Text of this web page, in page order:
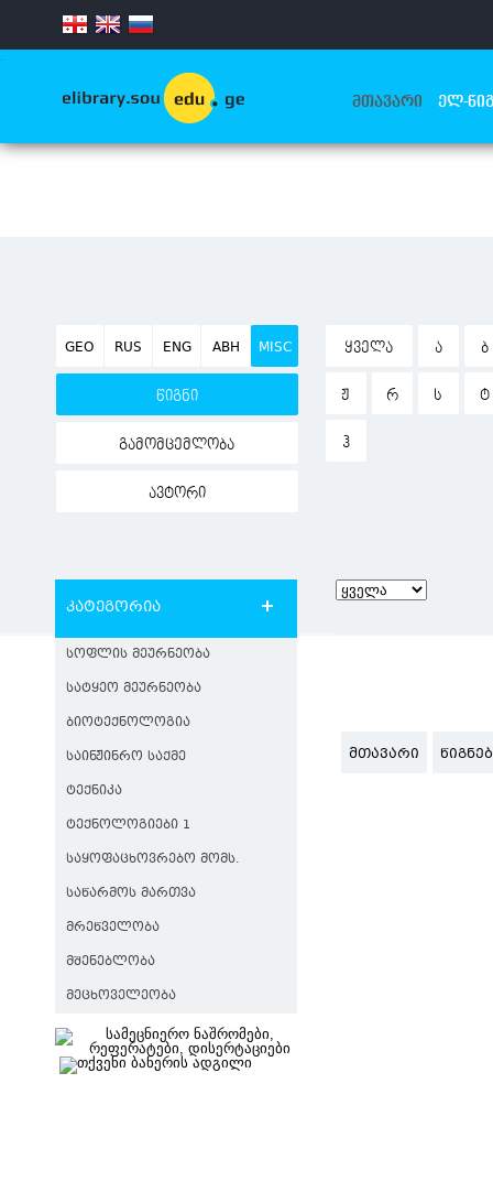
.
ᲛᲗᲐᲕᲐᲠᲘ ᲔᲚ-
GEO RUS ENG ABH MISC
წიგნი
გამომცემლობა
ავტორი
ᲧᲕᲔᲚᲐ Ა Ბ
Ჟ Რ Ს Ტ
Ჰ
კატეგორია
ᲡᲝᲤᲚᲘᲡ ᲛᲔᲣᲠᲜᲔᲝᲑᲐ
ᲡᲐᲢᲧᲔᲝ ᲛᲔᲣᲠᲜᲔᲝᲑᲐ
ᲑᲘᲝᲢᲔᲥᲜᲝᲚᲝᲒᲘᲐ
ᲡᲐᲘᲜᲟᲘᲜᲠᲝ ᲡᲐᲥᲛᲔ
ᲢᲔᲥᲜᲘᲙᲐ
ᲢᲔᲥᲜᲝᲚᲝᲒᲘᲔᲑᲘ 1
ᲡᲐᲧᲝᲤᲐᲪᲮᲝᲕᲠᲔᲑᲝ ᲛᲝᲛᲡ.
ᲡᲐᲬᲐᲠᲛᲝᲡ ᲛᲐᲠᲗᲕᲐ
ᲛᲠᲔᲬᲕᲔᲚᲝᲑᲐ
ᲛᲨᲔᲜᲔᲑᲚᲝᲑᲐ
ᲛᲔᲪᲮᲝᲕᲔᲚᲔᲝᲑᲐ
ᲛᲗᲐᲕᲐᲠᲘ